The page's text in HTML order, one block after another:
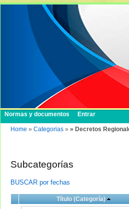
Normas y documentos Entrar
Home » Categorias » » Decretos
Subcategorías
BUSCAR por fechas
Título (Categoría)